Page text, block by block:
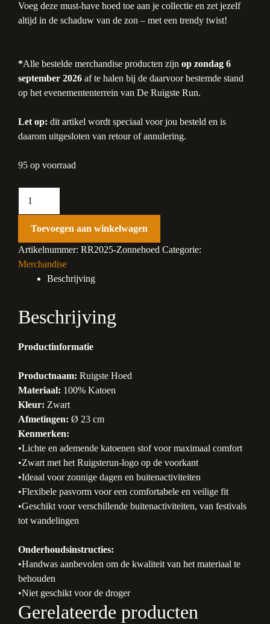
Voeg deze must-have hoed toe aan je collectie en zet jezelf
altijd in de schaduw van de zon – met een trendy twist!
*Alle bestelde merchandise producten zijn op zondag 6
september 2026 af te halen bij de daarvoor bestemde stand
op het evenemententerrein van De Ruigste Run.
Let op: dit artikel wordt speciaal voor jou besteld en is
daarom uitgesloten van retour of annulering.
95 op voorraad
Toevoegen aan winkelwagen
Artikelnummer: RR2025-Zonnehoed Categorie:
Merchandise
Beschrijving
Beschrijving
Productinformatie
Productnaam: Ruigste Hoed
Materiaal: 100% Katoen
Kleur: Zwart
Afmetingen: Ø 23 cm
Kenmerken:
•Lichte en ademende katoenen stof voor maximaal comfort
•Zwart met het Ruigsterun-logo op de voorkant
•Ideaal voor zonnige dagen en buitenactiviteiten
•Flexibele pasvorm voor een comfortabele en veilige fit
•Geschikt voor verschillende buitenactiviteiten, van festivals
tot wandelingen
Onderhoudsinstructies:
•Handwas aanbevolen om de kwaliteit van het materiaal te
behouden
•Niet geschikt voor de droger
Gerelateerde producten